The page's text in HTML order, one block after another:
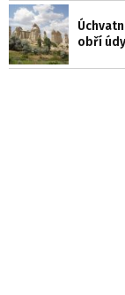
obří údy